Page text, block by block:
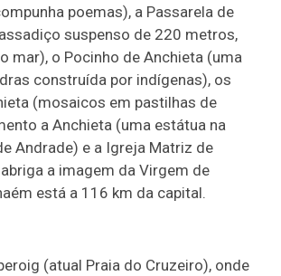
poemas), a Passarela de
suspenso de 220 metros,
mar), o Pocinho de Anchieta (uma
construída por indígenas), os
(mosaicos em pastilhas de
a Anchieta (uma estátua na
Andrade) e a Igreja Matriz de
abriga a imagem da Virgem de
está a 116 km da capital.
(atual Praia do Cruzeiro), onde